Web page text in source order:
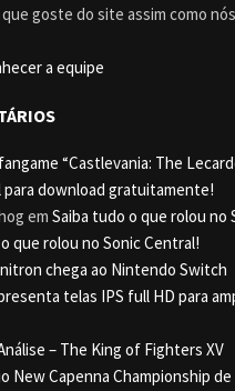
goste do site assim como
a equipe
“Castlevania: The
para download gratuitamente!
em Saiba tudo o que rolou no
que rolou no Sonic Central!
chega ao Nintendo Switch
telas IPS full HD para
– The King of Fighters XV
New Capenna Championship de